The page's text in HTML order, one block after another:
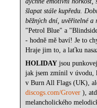
šlapat stále kupředu.
běžných dní, uvěřitelné a
"Petrol Blue" a
- hodně mě baví! Je to
Hraje jim to, a laťku
HOLIDAY jsou
jak jsem zmínil v úvodu,
v Burn All Flags (UK),
discogs.com/Grover ),
melancholického